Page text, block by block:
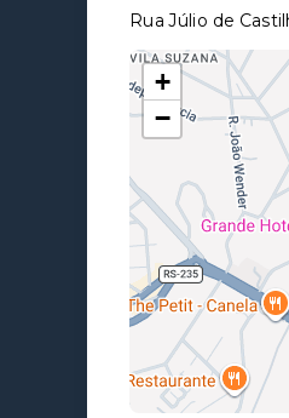
Rua Júlio de
+
−